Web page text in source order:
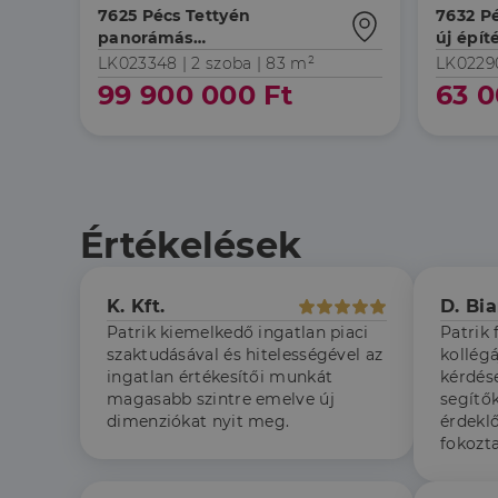
7625 Pécs Tettyén
panorámás
2szoba+nappalis újszerű
lakás
LK023348 |2 szoba | 83 m²
99 900 000 Ft
7632
új
lakás
63
Értékelések
K. Kft.
Patrik kiemelkedő ingatlan piaci
szaktudásával és hitelességével az
ingatlan értékesítői munkát
magasabb szintre emelve új
dimenziókat nyit meg.
D.
Patrik
Szolgáltató/
Domain